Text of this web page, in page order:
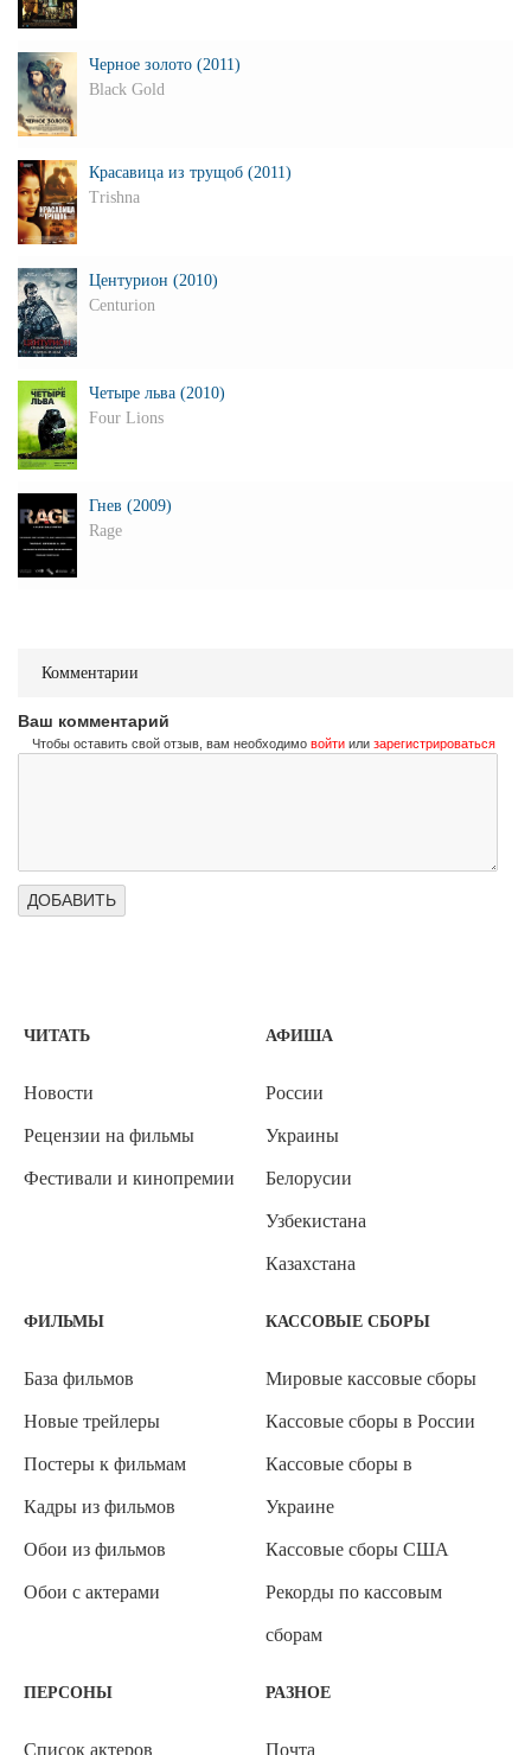
Черное золото (2011)
Black Gold
Красавица из трущоб (2011)
Trishna
Центурион (2010)
Centurion
Четыре льва (2010)
Four Lions
Гнев (2009)
Rage
Комментарии
Ваш комментарий
Чтобы оставить свой отзыв, вам необходимо войти или зарегистрироваться
ЧИТАТЬ
Новости
Рецензии на фильмы
Фестивали и кинопремии
АФИША
России
Украины
Белорусии
Узбекистана
Казахстана
ФИЛЬМЫ
База фильмов
Новые трейлеры
Постеры к фильмам
Кадры из фильмов
Обои из фильмов
Обои с актерами
КАССОВЫЕ СБОРЫ
Мировые кассовые сборы
Кассовые сборы в России
Кассовые сборы в
Украине
Кассовые сборы США
Рекорды по кассовым
сборам
ПЕРСОНЫ
Список актеров
РАЗНОЕ
Почта